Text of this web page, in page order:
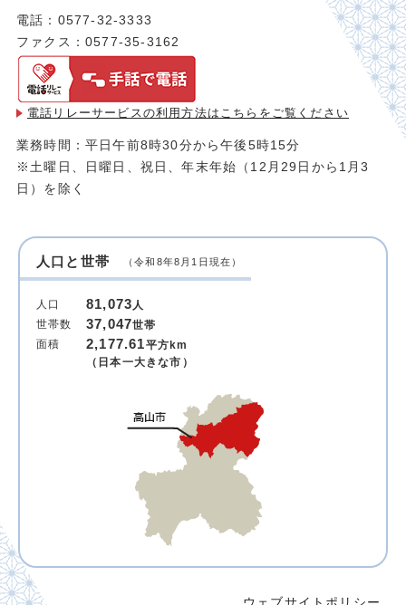
電話：0577-32-3333
ファクス：0577-35-3162
電話リレーサービスの利用方法は こちらをご覧ください
業務時間：平日午前8時30分から午後5時15分
※土曜日、日曜日、祝日、年末年始（12月29日から1月3
日）を除く
人口と世帯 （令和8年8月1日現在）
人口 81,073人
世帯数
37,047世帯
面積
2,177.61平方km
（日本一大きな市）